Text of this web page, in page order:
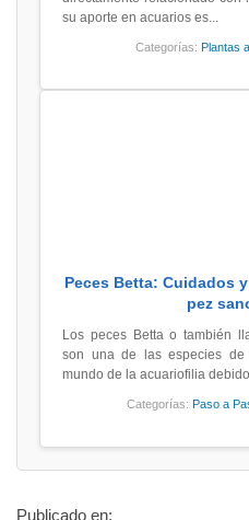
su aporte en acuarios es...
Categorías: Plantas
Peces Betta: Cuidados
pez
Los peces Betta o también
son una de las especies de
mundo de la acuariofilia
Categorías: Paso a
Publicado en: